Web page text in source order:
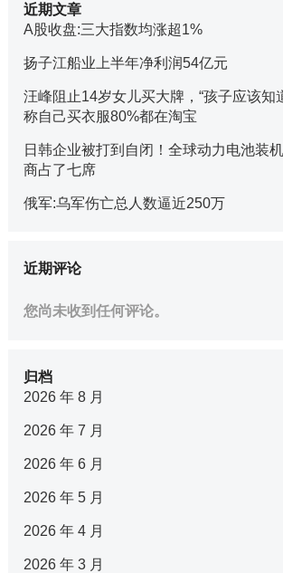
近期文章
A股收盘:三大指数均涨超1%
扬子江船业上半年净利润54亿元
汪峰阻止14岁女儿买大牌，“孩子应该知
称自己买衣服80%都在淘宝
日韩企业被打到自闭！全球动力电池装
商占了七席
俄军:乌军伤亡总人数逼近250万
近期评论
您尚未收到任何评论。
归档
2026 年 8 月
2026 年 7 月
2026 年 6 月
2026 年 5 月
2026 年 4 月
2026 年 3 月